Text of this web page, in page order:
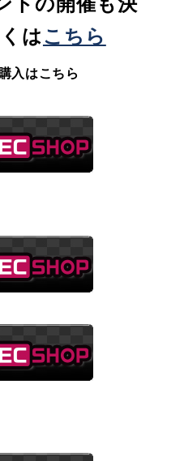
はこちら
入はこちら